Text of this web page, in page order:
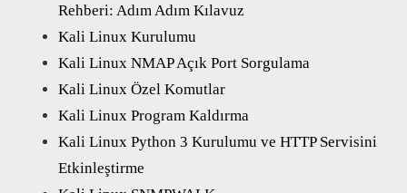
Rehberi: Adım Adım Kılavuz
Kali Linux Kurulumu
Kali Linux NMAP Açık Port Sorgulama
Kali Linux Özel Komutlar
Kali Linux Program Kaldırma
Kali Linux Python 3 Kurulumu ve HTTP Servisini
Etkinleştirme